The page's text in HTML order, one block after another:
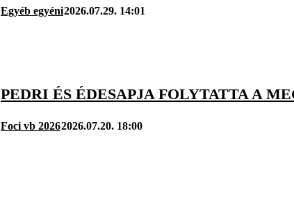
Egyéb egyéni2026.07.29. 14:01
PEDRI ÉS ÉDESAPJA FOLYTATTA A
Foci vb 20262026.07.20. 18:00